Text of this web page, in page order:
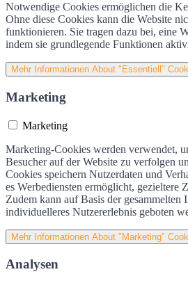
Notwendige Cookies ermöglichen die
Ohne diese Cookies kann die Website
funktionieren. Sie tragen dazu bei, eine
indem sie grundlegende Funktionen
Mehr Informationen About "Essentiell"
Marketing
Marketing
Marketing-Cookies werden verwendet,
Besucher auf der Website zu verfolgen
Cookies speichern Nutzerdaten und
es Werbediensten ermöglicht, gezieltere
Zudem kann auf Basis der gesammelten
individuelleres Nutzererlebnis geboten
Mehr Informationen About "Marketing"
Analysen